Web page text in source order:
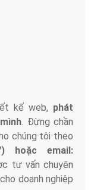
kế web, phát
. Đừng chần
chúng tôi theo
hoặc email:
tư vấn chuyên
doanh nghiệp